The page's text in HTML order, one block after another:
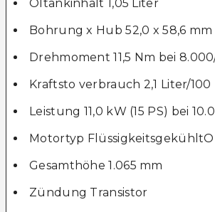
Öltankinhalt 1,05 Liter
Bohrung x Hub 52,0 x 58,6 mm
Drehmoment 11,5 Nm bei
Kraftsto verbrauch 2,1 Liter/100
Leistung 11,0 kW (15 PS) bei
Motortyp
Gesamthöhe 1.065 mm
Zündung Transistor